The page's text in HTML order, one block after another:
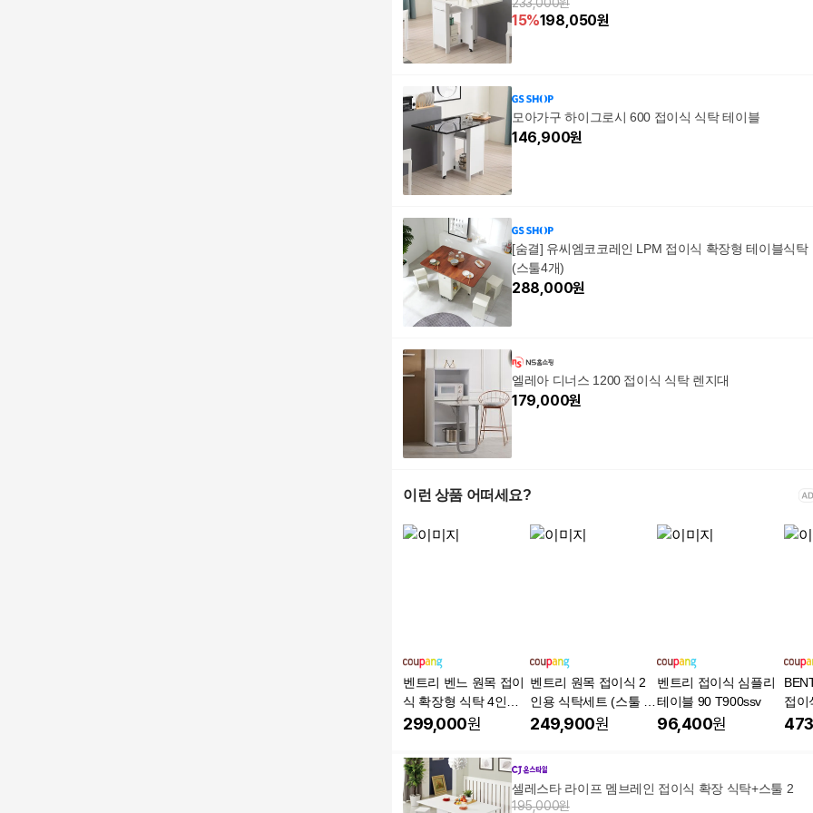
15%198,050원
모아가구 하이그로시 600 접이식 식탁 테이블
146,900원
[숨결] 유씨엠코코레인 LPM 접이식 확장형 테이블식탁
(스툴4개)
288,000원
엘레아 디너스 1200 접이식 식탁 렌지대
179,000원
이런 상품 어떠세요?
벤트리 벤느 원목 접이
식 확장형 식탁 4인용
테이블 (의자 미포함)
299,000원
벤트리 원목 접이식 2
인용 식탁세트 (스툴 포
함)
249,900원
벤트리 접이식 심플리
테이블 90 T900ssv
96,400원
접이
식탁
셀레스타 라이프 멤브레인 접이식 확장 식탁+스툴 2
195,000원